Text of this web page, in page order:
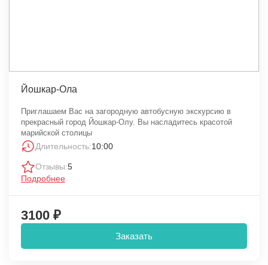
Йошкар-Ола
Приглашаем Вас на загородную автобусную экскурсию в
прекрасный город Йошкар-Олу. Вы насладитесь красотой
марийской столицы
Длительность:10:00
Отзывы:5
Подробнее
3100 ₽
Заказать